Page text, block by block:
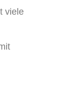
viele